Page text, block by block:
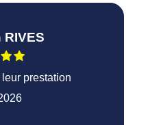
prestation